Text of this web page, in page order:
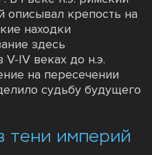
описывал крепость на
находки
здесь
IV веках до н.э.
на пересечении
судьбу будущего
тени империй